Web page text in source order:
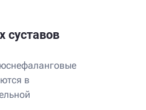
суставов
в